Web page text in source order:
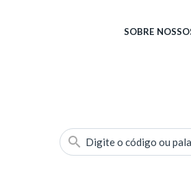
SOBRE
Digite o código ou